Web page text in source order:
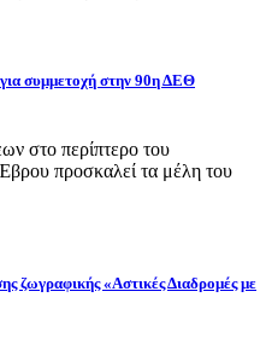
συμμετοχή στην 90η ΔΕΘ
στο περίπτερο του
προσκαλεί τα μέλη του
ζωγραφικής «Αστικές Διαδρομές με